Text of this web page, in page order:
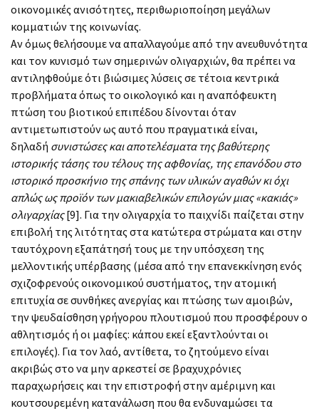
οικονομικές ανισότητες, περιθωριοποίηση μεγάλων
κομματιών της κοινωνίας.
Αν όμως θελήσουμε να απαλλαγούμε από την ανευθυνότητα
και τον κυνισμό των σημερινών ολιγαρχιών, θα πρέπει να
αντιληφθούμε ότι βιώσιμες λύσεις σε τέτοια κεντρικά
προβλήματα όπως το οικολογικό και η αναπόφευκτη
πτώση του βιοτικού επιπέδου δίνονται όταν
αντιμετωπιστούν ως αυτό που πραγματικά είναι,
δηλαδή συνιστώσες και αποτελέσματα της βαθύτερης
ιστορικής τάσης του τέλους της αφθονίας, της επανόδου στο
ιστορικό προσκήνιο της σπάνης των υλικών αγαθών κι όχι
απλώς ως προϊόν των μακιαβελικών επιλογών μιας «κακιάς»
ολιγαρχίας[9]. Για την ολιγαρχία το παιχνίδι παίζεται στην
επιβολή της λιτότητας στα κατώτερα στρώματα και στην
ταυτόχρονη εξαπάτησή τους με την υπόσχεση της
μελλοντικής υπέρβασης (μέσα από την επανεκκίνηση ενός
σχιζοφρενούς οικονομικού συστήματος, την ατομική
επιτυχία σε συνθήκες ανεργίας και πτώσης των αμοιβών,
την ψευδαίσθηση γρήγορου πλουτισμού που προσφέρουν ο
αθλητισμός ή οι μαφίες: κάπου εκεί εξαντλούνται οι
επιλογές). Για τον λαό, αντίθετα, το ζητούμενο είναι
ακριβώς στο να μην αρκεστεί σε βραχυχρόνιες
παραχωρήσεις και την επιστροφή στην αμέριμνη και
κουτσουρεμένη κατανάλωση που θα ενδυναμώσει τα